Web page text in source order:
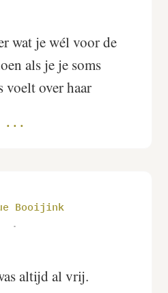
wat je wél voor de
als je je soms
voelt over haar
Booijink
.
altijd al vrij.